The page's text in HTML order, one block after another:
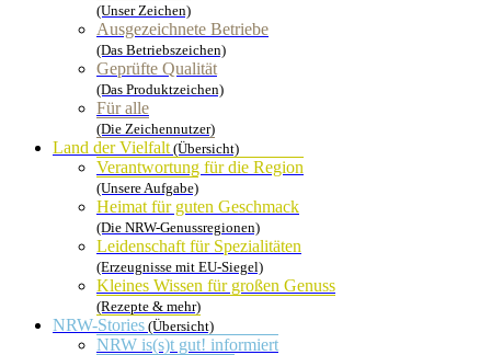
(Unser Zeichen)
Ausgezeichnete Betriebe
(Das Betriebszeichen)
Geprüfte Qualität
(Das Produktzeichen)
Für alle
(Die Zeichennutzer)
Land der Vielfalt(Übersicht)
Verantwortung für die Region
(Unsere Aufgabe)
Heimat für guten Geschmack
(Die NRW-Genussregionen)
Leidenschaft für Spezialitäten
(Erzeugnisse mit EU-Siegel)
Kleines Wissen für großen Genuss
(Rezepte & mehr)
NRW-Stories (Übersicht)
NRW is(s)t gut! informiert